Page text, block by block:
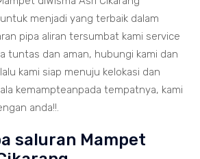
menjadi yang terbaik dalam
pipa aliran tersumbat kami service
tuntas dan aman, hubungi kami dan
kami siap menuju kelokasi dan
kemampteanpada tempatnya, kami
anda!!.
saluran Mampet